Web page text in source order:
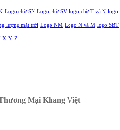
Logo chữ SN Logo chữ SV logo chữ T và N logo
lượng mặt trời Logo NM Logo N và M logo SBT
X Y Z
Mại Khang Việt